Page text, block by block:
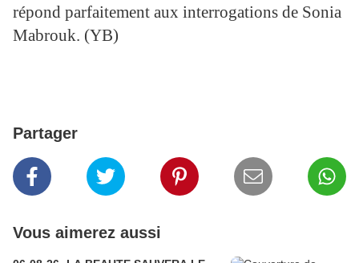
répond parfaitement aux interrogations de Sonia
Mabrouk. (YB)
Partager
Vous aimerez aussi